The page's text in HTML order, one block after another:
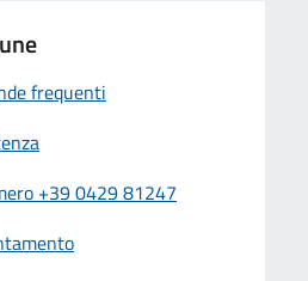
frequenti
+39 0429 81247